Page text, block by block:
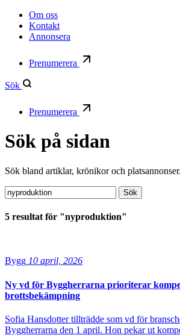
Om oss
Kontakt
Annonsera
Prenumerera
Sök
Prenumerera
Sök på sidan
Sök bland artiklar, krönikor och platsannonser.
Sök:
Sök
5 resultat för "nyproduktion"
Bygg 10 april, 2026
Ny vd för Byggherrarna prioriterar
brottsbekämpning
Sofia Hansdotter tillträdde som vd för
Byggherrarna den 1 april. Hon pekar ut